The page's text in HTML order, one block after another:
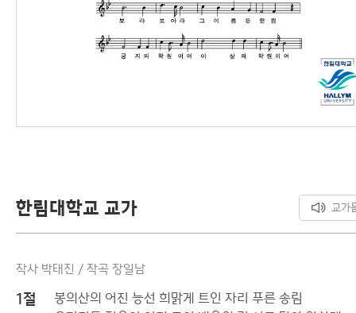
한림대학교 교가 교가
작사 박태진 / 작곡 장일남
1절
봉의산의 어진 능선 희맑게 트인 자리 푸른 송림